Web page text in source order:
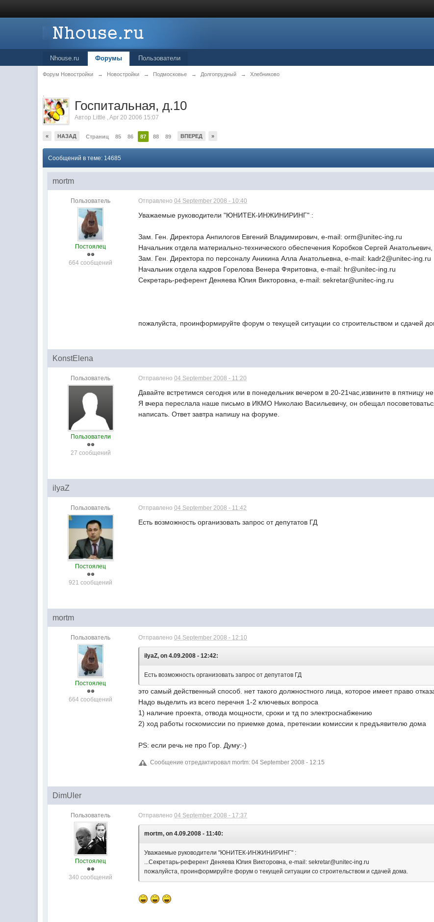
Nhouse.ru Форумы Пользователи
Форум Новостройки → Новостройки → Подмосковье → Долгопрудный → Хлебниково
.
Госпитальная, д.10
Автор Little ,Apr 20 2006 15:07
« НАЗАД Страниц 85 86 87 88 89 ВПЕРЕД »
Сообщений в теме: 14685
mortm
Пользователь
Постоялец
664 сообщений
Отправлено04 September 2008 - 10:40
Уважаемые руководители "ЮНИТЕК-ИНЖИНИРИНГ" :
Зам. Ген. Директора Анпилогов Евгений Владимирович, e-mail: orm@unitec-ing.ru
Начальник отдела материально-технического обеспечения Коробков Сергей
Зам. Ген. Директора по персоналу Аникина Алла Анатольевна, e-mail: kadr2@unitec-ing.ru
Начальник отдела кадров Горелова Венера Фяритовна, e-mail: hr@unitec-ing.ru
Секретарь-референт Деняева Юлия Викторовна, e-mail: sekretar@unitec-ing.ru
пожалуйста, проинформируйте форум о текущей ситуации со строительством и сдачей
KonstElena
Пользователь
Пользователи
27 сообщений
Отправлено04 September 2008 - 11:20
Давайте встретимся сегодня или в понедельник вечером в 20-21час,извините в пятницу
Я вчера переслала наше письмо в ИКМО Николаю Васильевичу, он обещал
написать. Ответ завтра напишу на форуме.
ilyaZ
Пользователь
Постоялец
921 сообщений
Отправлено04 September 2008 - 11:42
Есть возможность организовать запрос от депутатов ГД
mortm
Пользователь
Постоялец
664 сообщений
Отправлено04 September 2008 - 12:10
ilyaZ, on 4.09.2008 - 12:42:
Есть возможность организовать запрос от депутатов ГД
это самый действенный способ. нет такого должностного лица, которое имеет право
Надо выделить из всего перечня 1-2 ключевых вопроса
1) наличие проекта, отвода мощности, сроки и тд по электроснабжению
2) ход работы госкомиссии по приемке дома, претензии комиссии к предъявителю дома
PS: если речь не про Гор. Думу:-)
Сообщение отредактировал mortm: 04 September 2008 - 12:15
DimUler
Пользователь
Постоялец
340 сообщений
Отправлено04 September 2008 - 17:37
mortm, on 4.09.2008 - 11:40:
Уважаемые руководители "ЮНИТЕК-ИНЖИНИРИНГ" :
...Секретарь-референт Деняева Юлия Викторовна, e-mail: sekretar@unitec-ing.ru
пожалуйста, проинформируйте форум о текущей ситуации со строительством и сдачей дома.